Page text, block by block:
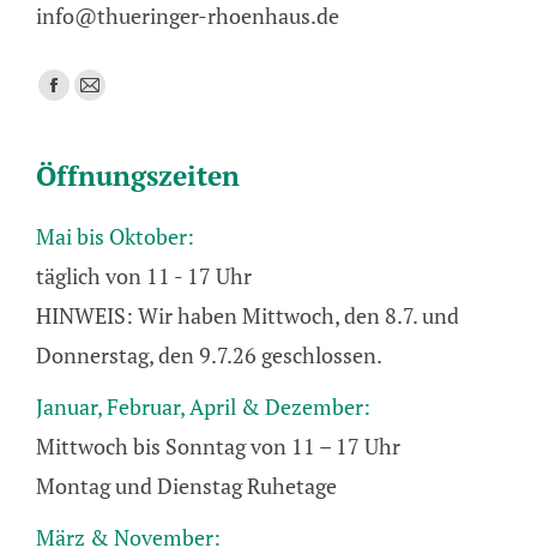
info@thueringer-rhoenhaus.de
Finden Sie uns auf:
Facebook
opens
in
new
E-
opens
in
window
Öffnungszeiten
Mai bis Oktober:
täglich von 11 - 17 Uhr
HINWEIS: Wir haben Mittwoch, den 8.7. und
Donnerstag, den 9.7.26 geschlossen.
Januar, Februar, April & Dezember:
Mittwoch bis Sonntag von 11 – 17 Uhr
Montag und Dienstag Ruhetage
März & November: